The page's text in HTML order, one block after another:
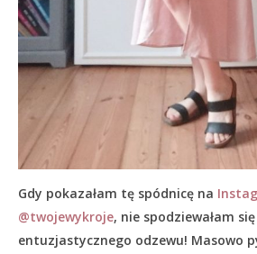
Gdy pokazałam tę spódnicę na
@twojewykroje, nie spodziewałam
entuzjastycznego odzewu! Masowo